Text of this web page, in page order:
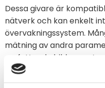
Dessa givare är
nätverk och kan enkelt
övervakningssystem.
mätning av andra
omfattande bild av
konstruktion, ofta med
tillförlitlig drift även i